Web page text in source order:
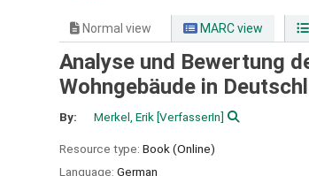
Normal view MARC view
Analyse und Bewertung
Wohngebäude in
By: Merkel, Erik [VerfasserIn]
Resource type: Book (Online)
Language: German